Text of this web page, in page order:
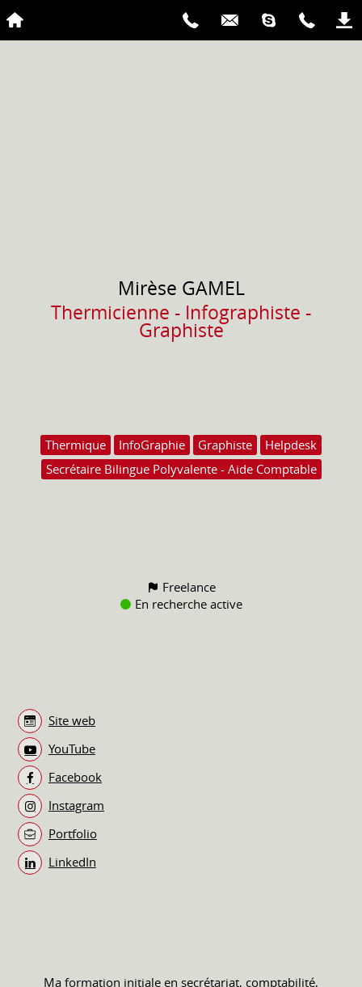
Mirèse GAMEL
Thermicienne - Infographiste -
Graphiste
Thermique InfoGraphie Graphiste
Helpdesk
Secrétaire Bilingue Polyvalente - Aide Comptable
Freelance
En recherche active
Site web
YouTube
Facebook
Instagram
Portfolio
LinkedIn
Ma formation initiale en secrétariat, comptabilité,